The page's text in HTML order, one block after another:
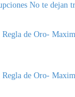
No te dejan
Regla de Oro-
Regla de Oro-